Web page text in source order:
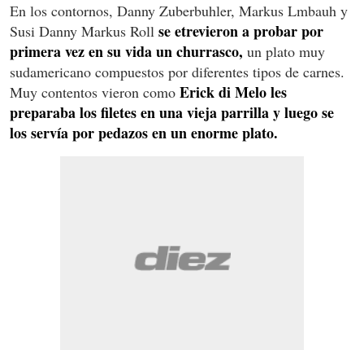
En los contornos, Danny Zuberbuhler, Markus Lmbauh y
Susi Danny Markus Roll se etrevieron a probar por
primera vez en su vida un churrasco, un plato muy
sudamericano compuestos por diferentes tipos de carnes.
Muy contentos vieron como Erick di Melo les
preparaba los filetes en una vieja parrilla y luego se
los servía por pedazos en un enorme plato.